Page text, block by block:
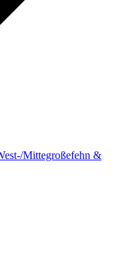
Mittegroßefehn &